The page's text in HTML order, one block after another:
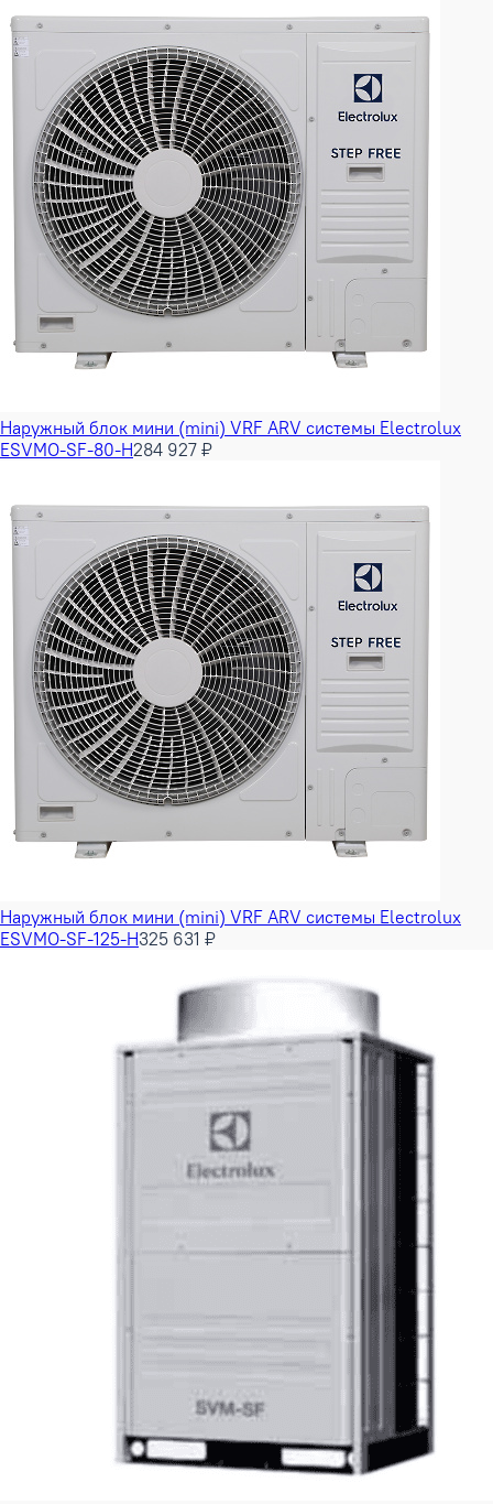
Наружный блок мини (mini) VRF ARV системы Electrolux
ESVMO-SF-80-H284 927 ₽
Наружный блок мини (mini) VRF ARV системы Electrolux
ESVMO-SF-125-H325 631 ₽